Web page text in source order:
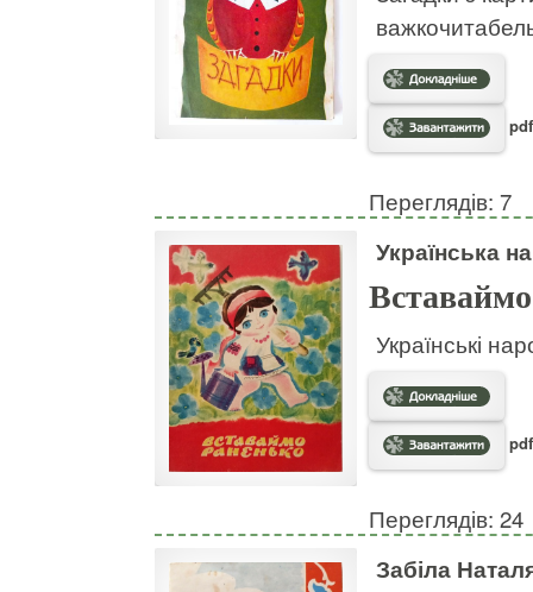
Переглядів: 7
Українська
Українські
Переглядів: 24
Забіла